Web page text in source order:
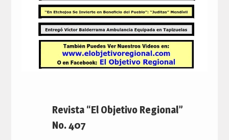
Revista “El Objetivo Regional”
No. 407